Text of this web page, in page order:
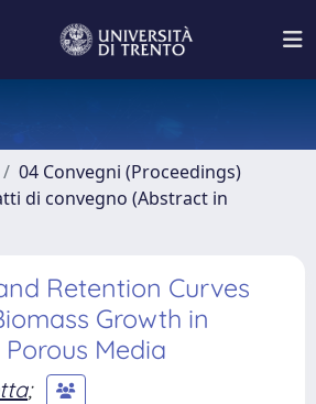
04 Convegni (Proceedings)
di convegno (Abstract in
Retention Curves
Growth in
Media
;